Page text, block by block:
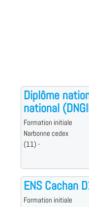
Diplôme
national
Formation initiale
Narbonne cedex
(11) -
ENS Cachan
Formation initiale